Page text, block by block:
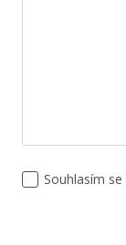
Souhlasím se